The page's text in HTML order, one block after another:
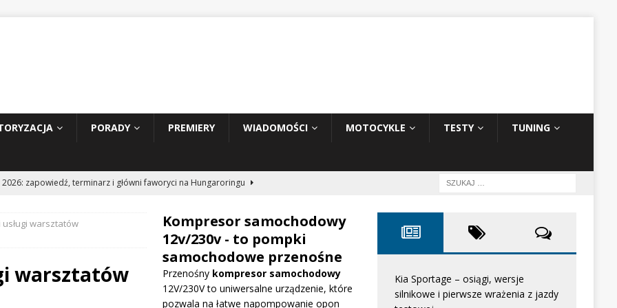
PORADY PREMIERY WIADOMOŚCI MOTOCYKLE TESTY TUNING
2026: zapowiedź, terminarz i główni faworyci na Hungaroringu
2: Tom Cruise wraca za kierownicę NASCAR
WIADOMOŚCI
dużą aktualizację na GP Węgier i testuje skrzydło Macarena
warsztatów
warsztatów
Kompresor samochodowy
12v/230v - to pompki
samochodowe przenośne
Przenośny kompresor samochodowy
12V/230V to uniwersalne urządzenie, które
pozwala na łatwe napompowanie opon
Kia Sportage – osiągi, wersje
silnikowe i pierwsze wrażenia z jazdy